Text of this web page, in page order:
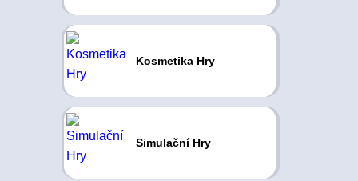
Kosmetika Hry
Simulační Hry